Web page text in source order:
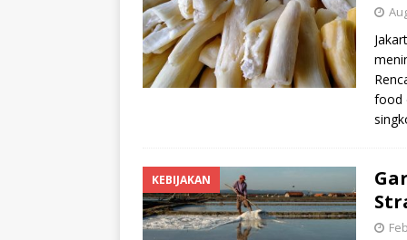
food
KEBIJAKAN